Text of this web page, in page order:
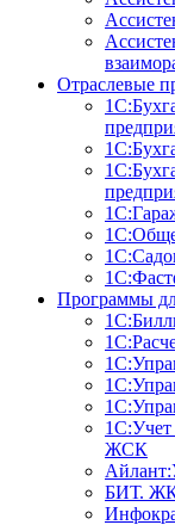
Отраслевые
Программы
ЖСК
БИТ.